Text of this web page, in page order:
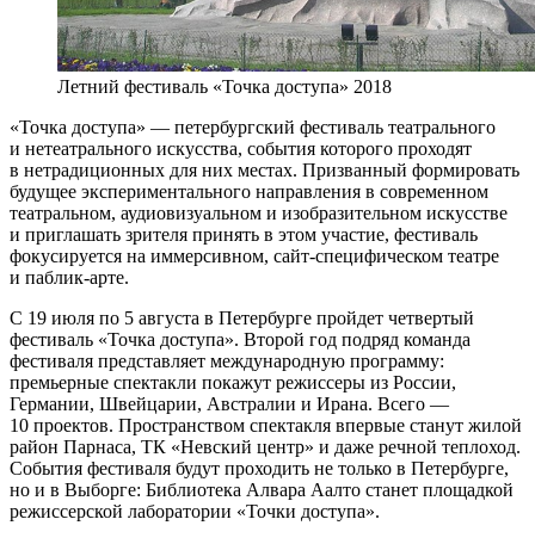
Летний фестиваль «Точка доступа» 2018
«Точка доступа» — петербургский фестиваль театрального
и нетеатрального искусства, события которого проходят
в нетрадиционных для них местах. Призванный формировать
будущее экспериментального направления в современном
театральном, аудиовизуальном и изобразительном искусстве
и приглашать зрителя принять в этом участие, фестиваль
фокусируется на иммерсивном, сайт-специфическом театре
и паблик-арте.
С 19 июля по 5 августа в Петербурге пройдет четвертый
фестиваль «Точка доступа». Второй год подряд команда
фестиваля представляет международную программу:
премьерные спектакли покажут режиссеры из России,
Германии, Швейцарии, Австралии и Ирана. Всего —
10 проектов. Пространством спектакля впервые станут жилой
район Парнаса, ТК «Невский центр» и даже речной теплоход.
События фестиваля будут проходить не только в Петербурге,
но и в Выборге: Библиотека Алвара Аалто станет площадкой
режиссерской лаборатории «Точки доступа».